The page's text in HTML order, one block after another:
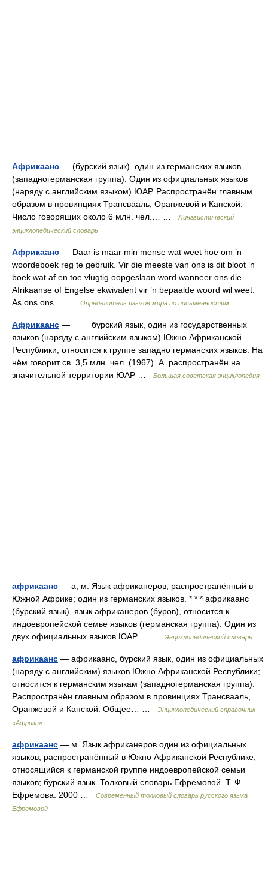
Африкаанс — (бурский язык) один из германских языков
(западногерманская группа). Один из официальных языков
(наряду с английским языком) ЮАР. Распространён главным
образом в провинциях Трансвааль, Оранжевой и Капской.
Число говорящих около 6 млн. чел.… …
Лингвистический
энциклопедический словарь
Африкаанс — Daar is maar min mense wat weet hoe om ’n
woordeboek reg te gebruik. Vir die meeste van ons is dit bloot ’n
boek wat af en toe vlugtig oopgeslaan word wanneer ons die
Afrikaanse of Engelse ekwivalent vir ’n bepaalde woord wil weet.
As ons ons… …
Определитель языков мира по письменностям
Африкаанс — бурский язык, один из государственных
языков (наряду с английским языком) Южно Африканской
Республики; относится к группе западно германских языков. На
нём говорит св. 3,5 млн. чел. (1967). А. распространён на
значительной территории ЮАР …
Большая советская энциклопедия
африкаанс — а; м. Язык африканеров, распространённый в
Южной Африке; один из германских языков. * * * африкаанс
(бурский язык), язык африканеров (буров), относится к
индоевропейской семье языков (германская группа). Один из
двух официальных языков ЮАР.… …
Энциклопедический словарь
африкаанс — африкаанс, бурский язык, один из официальных
(наряду с английским) языков Южно Африканской Республики;
относится к германским языкам (западногерманская группа).
Распространён главным образом в провинциях Трансвааль,
Оранжевой и Капской. Общее… …
Энциклопедический справочник
«Африка»
африкаанс — м. Язык африканеров один из официальных
языков, распространённый в Южно Африканской Республике,
относящийся к германской группе индоевропейской семьи
языков; бурский язык. Толковый словарь Ефремовой. Т. Ф.
Ефремова. 2000 …
Современный толковый словарь русского языка
Ефремовой